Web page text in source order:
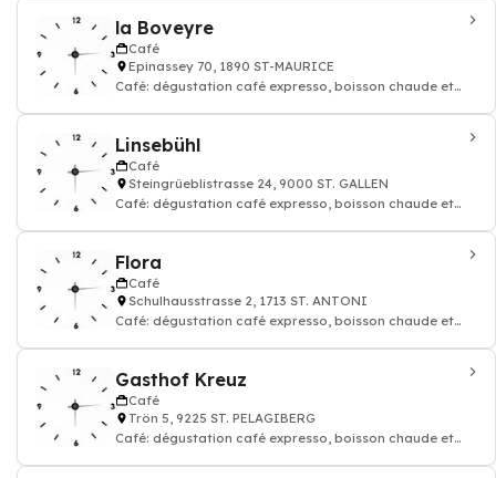
la Boveyre
Café
Epinassey 70, 1890 ST-MAURICE
Café: dégustation café expresso, boisson chaude et
Linsebühl
Café
Steingrüeblistrasse 24, 9000 ST. GALLEN
Café: dégustation café expresso, boisson chaude et
Flora
Café
Schulhausstrasse 2, 1713 ST. ANTONI
Café: dégustation café expresso, boisson chaude et
Gasthof Kreuz
Café
Trön 5, 9225 ST. PELAGIBERG
Café: dégustation café expresso, boisson chaude et